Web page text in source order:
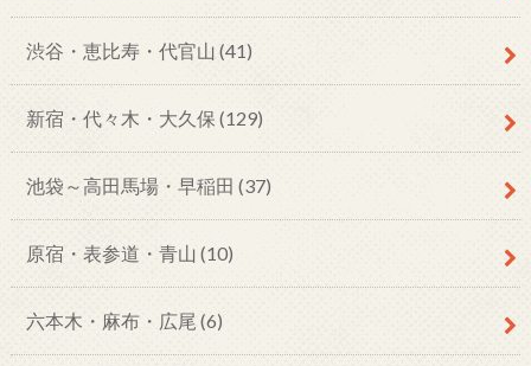
渋谷・恵比寿・代官山 (41)
新宿・代々木・大久保 (129)
池袋～高田馬場・早稲田 (37)
原宿・表参道・青山 (10)
六本木・麻布・広尾 (6)